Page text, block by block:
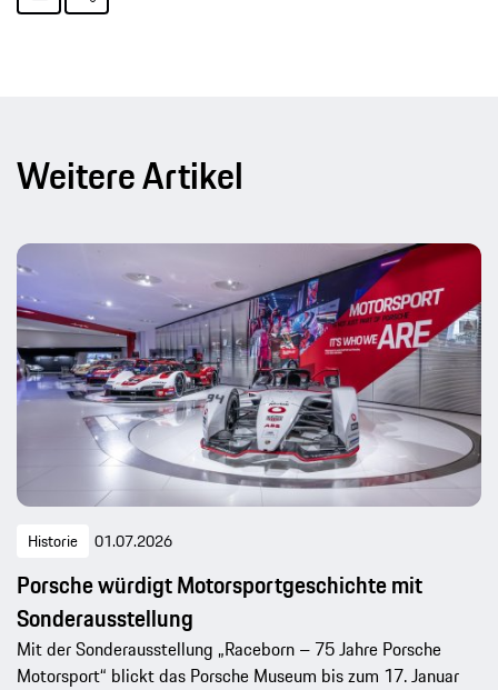
Weitere Artikel
Historie 01.07.2026
Porsche würdigt Motorsportgeschichte mit
Sonderausstellung
Mit der Sonderausstellung „Raceborn – 75 Jahre Porsche
Motorsport“ blickt das Porsche Museum bis zum 17. Januar